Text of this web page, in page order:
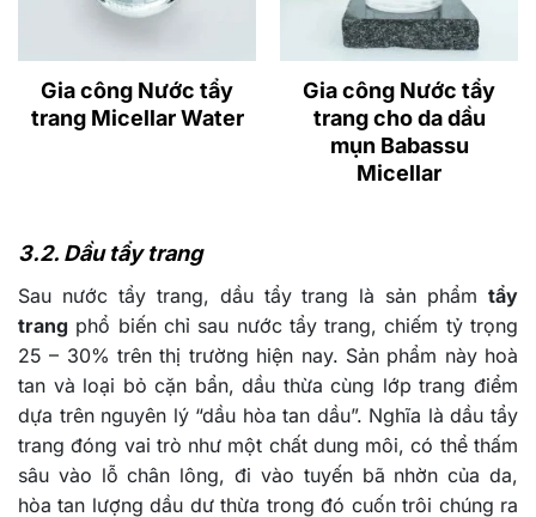
Gia công Nước tẩy
trang Micellar Water
Gia công Nước tẩy
trang cho da dầu
mụn Babassu
Micellar
3.2. Dầu tẩy trang
Sau nước tẩy trang, dầu tẩy trang là sản phẩm tẩy
trang phổ biến chỉ sau nước tẩy trang, chiếm tỷ trọng
25 – 30% trên thị trường hiện nay. Sản phẩm này hoà
tan và loại bỏ cặn bẩn, dầu thừa cùng lớp trang điểm
dựa trên nguyên lý “dầu hòa tan dầu”. Nghĩa là dầu tẩy
trang đóng vai trò như một chất dung môi, có thể thấm
sâu vào lỗ chân lông, đi vào tuyến bã nhờn của da,
hòa tan lượng dầu dư thừa trong đó cuốn trôi chúng ra